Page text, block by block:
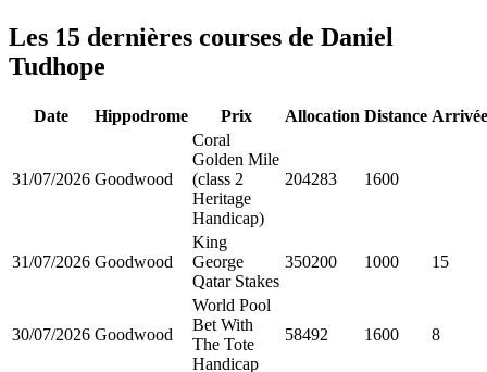
Les 15 dernières courses de Daniel
Tudhope
Date Hippodrome Prix Allocation Distance Arrivée
31/07/2026 Goodwood
Coral
Golden Mile
(class 2
Heritage
Handicap)
204283 1600
31/07/2026 Goodwood
King
George
Qatar Stakes
350200 1000 15
30/07/2026 Goodwood
World Pool
Bet With
The Tote
Handicap
58492 1600 8